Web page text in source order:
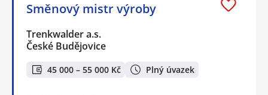
Směnový mistr výroby
Trenkwalder a.s.
České Budějovice
45 000 – 55 000 Kč Plný úvazek